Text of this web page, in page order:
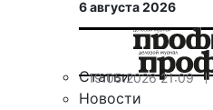
6 августа 2026
Статьи
Новости
19.05.2026 21:09